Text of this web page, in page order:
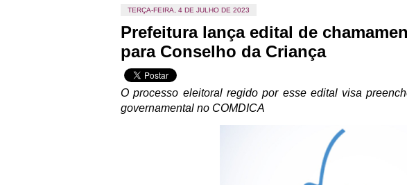
TERÇA-FEIRA, 4 DE JULHO DE 2023
Prefeitura lança edital de
para Conselho da Criança
O processo eleitoral regido por esse edital visa
governamental no COMDICA